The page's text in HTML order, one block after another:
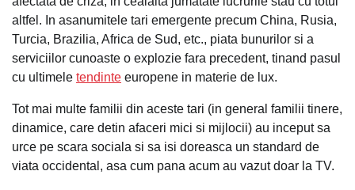
altfel. In asanumitele tari emergente precum China, Rusia,
Turcia, Brazilia, Africa de Sud, etc., piata bunurilor si a
serviciilor cunoaste o explozie fara precedent, tinand pasul
cu ultimele tendinte europene in materie de lux.
Tot mai multe familii din aceste tari (in general familii tinere,
dinamice, care detin afaceri mici si mijlocii) au inceput sa
urce pe scara sociala si sa isi doreasca un standard de
viata occidental, asa cum pana acum au vazut doar la TV.